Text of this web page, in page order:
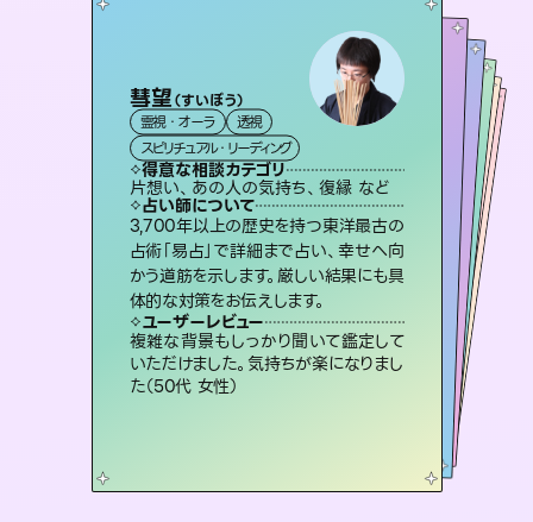
彗望（すいぼう）
霊視・オーラ
透視
スピリチュアル・リーディング
得意な相談カテゴリ
片想い、あの人の気持ち、復縁 など
占い師について
3,700年以上の歴史を持つ東洋最古の
占術「易占」で詳細まで占い、幸せへ向
かう道筋を示します。厳しい結果にも具
体的な対策をお伝えします。
ユーザーレビュー
複雑な背景もしっかり聞いて鑑定して
いただけました。気持ちが楽になりまし
た（50代 女性）
アイリス -iris-
西洋占星術 タロット
ルーン
得意な相談カテゴリ
恋愛総合、片想い、二人の未来 など
占い師について
復縁、恋愛、不倫の行方、同性愛や片
思い、仕事関係や借金問題まで知りた
いことや心の負担になっていることを
紐解き、背中をそっと押して導きます。
ユーザーレビュー
安心感のあり、言い切ってくれる所や濁
さない鑑定のおかげで、毎回自分の気
持ちを整えられます（30代 男性）
未来視師＊花
霊視・オーラ
スピリチュアル・リーディング
得意な相談カテゴリ
出逢い、片想い、復縁 など
占い師について
未来には何パターンもの選択肢があり
ます。不安で視えにくくなっているあな
たの素敵な未来を見つけ、その未来を
選択できるようアドバイスします。
ユーザーレビュー
職場の人の性質や人間関係、本心など
本当によく視えていてびっくり。対策が
打てて前向きになれます（40代）
セラピスト理恵
霊視・オーラ
スピリチュアル・リーディング
得意な相談カテゴリ
片想い、二人の未来、年の差 など
占い師について
連絡再開、復縁、成就などの報告実績多数。セラピストとして2万超の施術経験があるからこそできる鑑定で、より良い未来をサポートします。
ユーザーレビュー
とても心温まる鑑定でした。しかもこち
らは何も言っていないのに視えていらっ
しゃるんだなと驚きです（30代女性）
おう 霊感オラクル
霊視・オーラ
オラクルカード
得意な相談カテゴリ
恋愛総合、あの人の気持ち など
占い師について
霊視×オラクルカードを使って「今」と
「未来」そして「気になるあの人の気持
ち」まで丁寧に読み解き、恋や人生のヒ
ントを優しく引き出します。
ユーザーレビュー
不安な気持ちが嘘みたいに晴れまし
た…！よく視えていらっしゃるんだなと
感じました（40代 女性）
桃源珠羽
霊視・オーラ タロット
スピリチュアル・リーディング
得意な相談カテゴリ
片想い、あの人の気持ち、復縁 など
占い師について
恋愛のお悩みの中でも特に「曖昧な関
係」の相談を得意としており、友達以上
恋人未満なお相手との今後や本音を丁
寧に読み解き恋愛成就へと導きます。
ユーザーレビュー
鑑定していただいてアドバイス通りに行
動すると仲が復活してきました。ありが
とうございました（40代 女性）